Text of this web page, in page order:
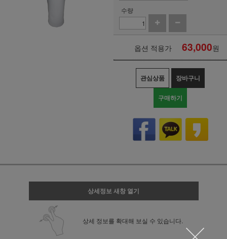
수량
옵션 적용가 63,000원
관심상품 장바구니
구매하기
상세정보 새창 열기
상세 정보를 확대해 보실 수 있습니다.